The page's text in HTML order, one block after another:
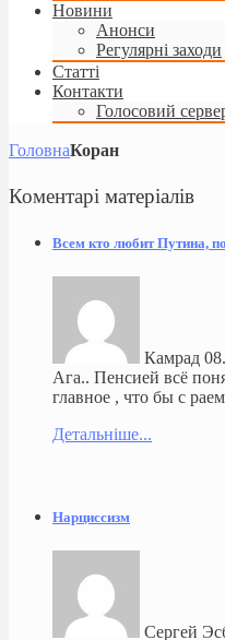
Новини
Анонси
Регулярні заходи
Статті
Контакти
Голосовий
ГоловнаКоран
Коментарі матеріалів
Всем кто любит Путина,
Камрад
Ага.. Пенсией всё
главное , что бы с
Детальніше...
Нарциссизм
Сергей